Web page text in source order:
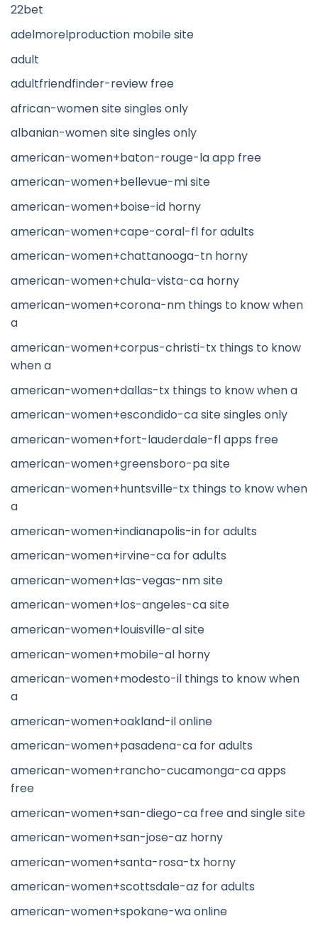
22bet
adelmorelproduction mobile site
adult
adultfriendfinder-review free
african-women site singles only
albanian-women site singles only
american-women+baton-rouge-la app free
american-women+bellevue-mi site
american-women+boise-id horny
american-women+cape-coral-fl for adults
american-women+chattanooga-tn horny
american-women+chula-vista-ca horny
american-women+corona-nm things to know when
a
american-women+corpus-christi-tx things to know
when a
american-women+dallas-tx things to know when a
american-women+escondido-ca site singles only
american-women+fort-lauderdale-fl apps free
american-women+greensboro-pa site
american-women+huntsville-tx things to know when
a
american-women+indianapolis-in for adults
american-women+irvine-ca for adults
american-women+las-vegas-nm site
american-women+los-angeles-ca site
american-women+louisville-al site
american-women+mobile-al horny
american-women+modesto-il things to know when
a
american-women+oakland-il online
american-women+pasadena-ca for adults
american-women+rancho-cucamonga-ca apps
free
american-women+san-diego-ca free and single site
american-women+san-jose-az horny
american-women+santa-rosa-tx horny
american-women+scottsdale-az for adults
american-women+spokane-wa online